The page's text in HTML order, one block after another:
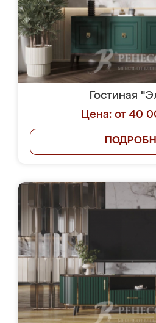
Гостиная
Цена: от 40